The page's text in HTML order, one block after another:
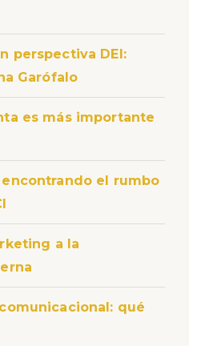
perspectiva DEI:
Garófalo
es más importante
encontrando el rumbo
a la
qué